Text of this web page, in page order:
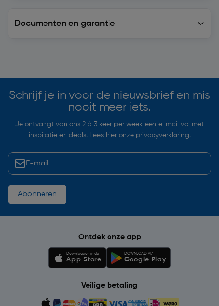
Documenten en garantie
Schrijf je in voor de nieuwsbrief en mis
nooit meer iets.
Je ontvangt van ons 2 à 3 keer per week een e-mail vol met
inspiratie en deals. Lees hier onze privacyverklaring.
Abonneren
Ontdek onze app
Downloaden in de
App Store
DOWNLOAD VIA
Google Play
Veilige betaling